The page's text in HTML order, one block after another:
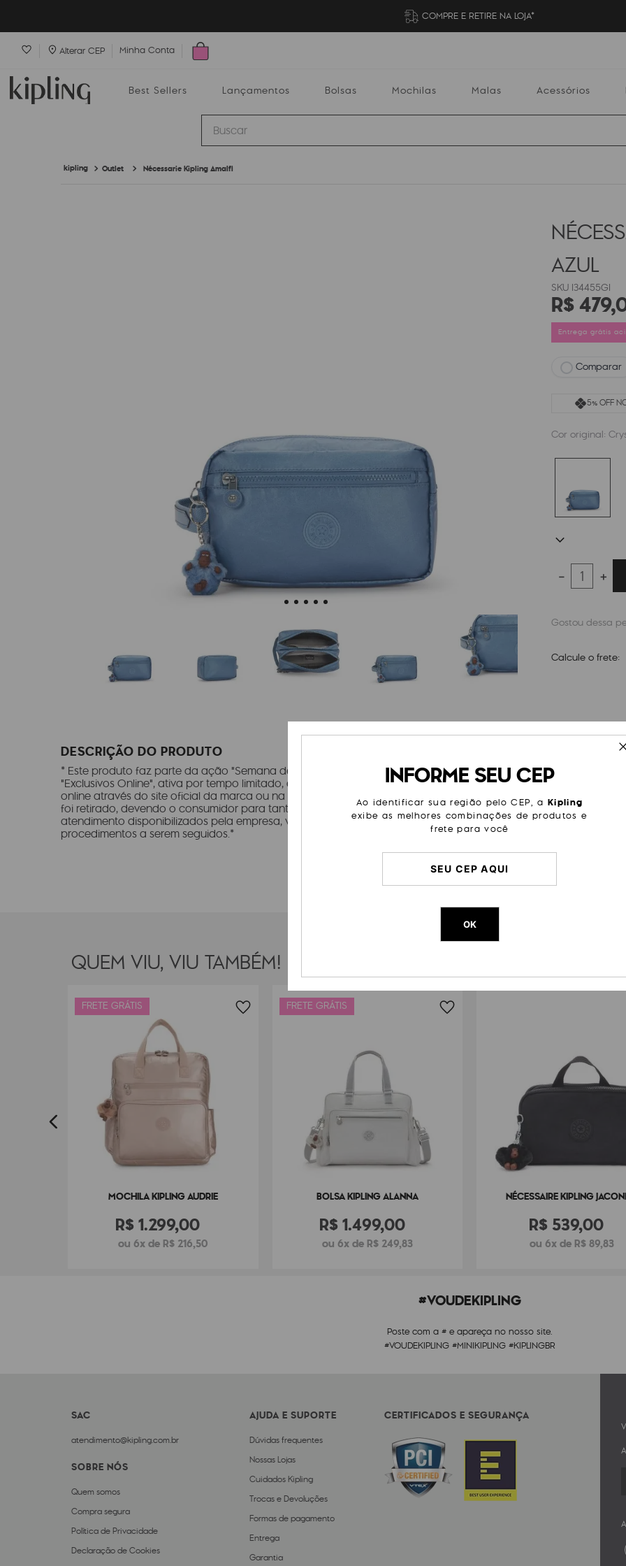
COMPRE E RETIRE NA LOJA*
Alterar CEP Minha Conta
Best Sellers Lançamentos Bolsas Mochilas Malas Acessórios
Buscar
Outlet Nécessarie Kipling Amalfi
AZUL
I34455GI
R$479,
Entrega grátis
Comparar
5% OFF
Cor original:
＋
－
Calcule o frete:
DESCRIÇÃO DO PRODUTO
* Este produto faz parte da ação "Semana de Imperdíveis Kipling" ou produtos
"Exclusivos Online", ativa por tempo limitado, e sua troca só pode ser realizada
online através do site oficial da marca ou na respectiva loja em que o produto
foi retirado, devendo o consumidor para tanto, contatar o SAC ou canais de
atendimento disponibilizados pela empresa, visando obter orientações sobre os
procedimentos a serem seguidos.*
Cor Original Crystl
Dimensões
Peso
QUEM VIU, VIU TAMBÉM!
FRETE GRÁTIS
MOCHILA KIPLING AUDRIE
R$ 1.299,00
ou 6x de R$ 216,50
FRETE GRÁTIS
BOLSA KIPLING ALANNA
R$1.499,00
ou 6x de R$ 249,83
NÉCESSAIRE KIPLING
R$ 539,00
ou 6x de R$ 89,83
#VOUDEKIPLING
Poste com a # e apareça no nosso site.
#VOUDEKIPLING #MINIKIPLING #KIPLINGBR
SAC
atendimento@kipling.com.br
SOBRE NÓS
Quem somos
Compra segura
Política de Privacidade
Declaração de Cookies
AJUDA E SUPORTE
Dúvidas frequentes
Nossas Lojas
Cuidados Kipling
Trocas e Devoluções
Formas de pagamento
Entrega
Garantia
CERTIFICADOS E SEGURANÇA
INFORME SEU CEP
Ao identificar sua região pelo CEP, a Kipling
exibe as melhores combinações de produtos e
frete para você
OK